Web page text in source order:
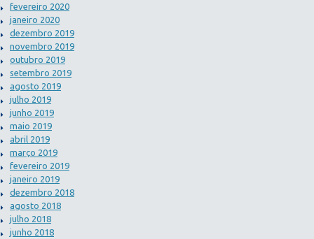
fevereiro 2020
janeiro 2020
dezembro 2019
novembro 2019
outubro 2019
setembro 2019
agosto 2019
julho 2019
junho 2019
maio 2019
abril 2019
março 2019
fevereiro 2019
janeiro 2019
dezembro 2018
agosto 2018
julho 2018
junho 2018